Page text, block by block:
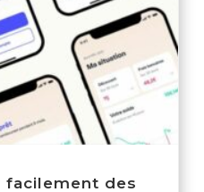
facilement des